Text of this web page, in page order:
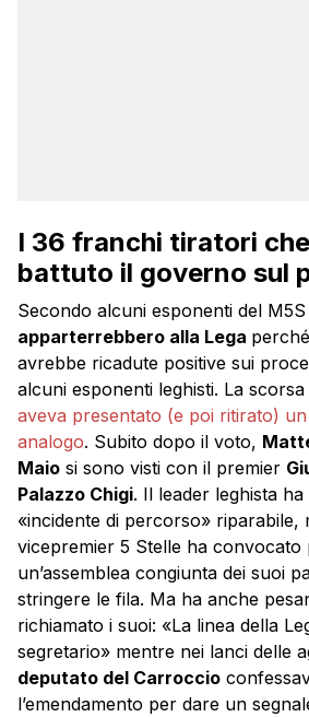
I 36 franchi tiratori
battuto il governo sul
Secondo alcuni esponenti del M5S
apparterrebbero alla Lega
avrebbe ricadute positive sui
alcuni esponenti leghisti. La scorsa
aveva presentato (e poi ritirato)
analogo. Subito dopo il voto,
Maio si sono visti con il premier
Palazzo Chigi. Il leader leghista
«incidente di percorso» riparabile,
vicepremier 5 Stelle ha convocato
un’assemblea congiunta dei suoi
stringere le fila. Ma ha anche
richiamato i suoi: «La linea della
segretario» mentre nei lanci delle
deputato del Carroccio
l’emendamento per dare un